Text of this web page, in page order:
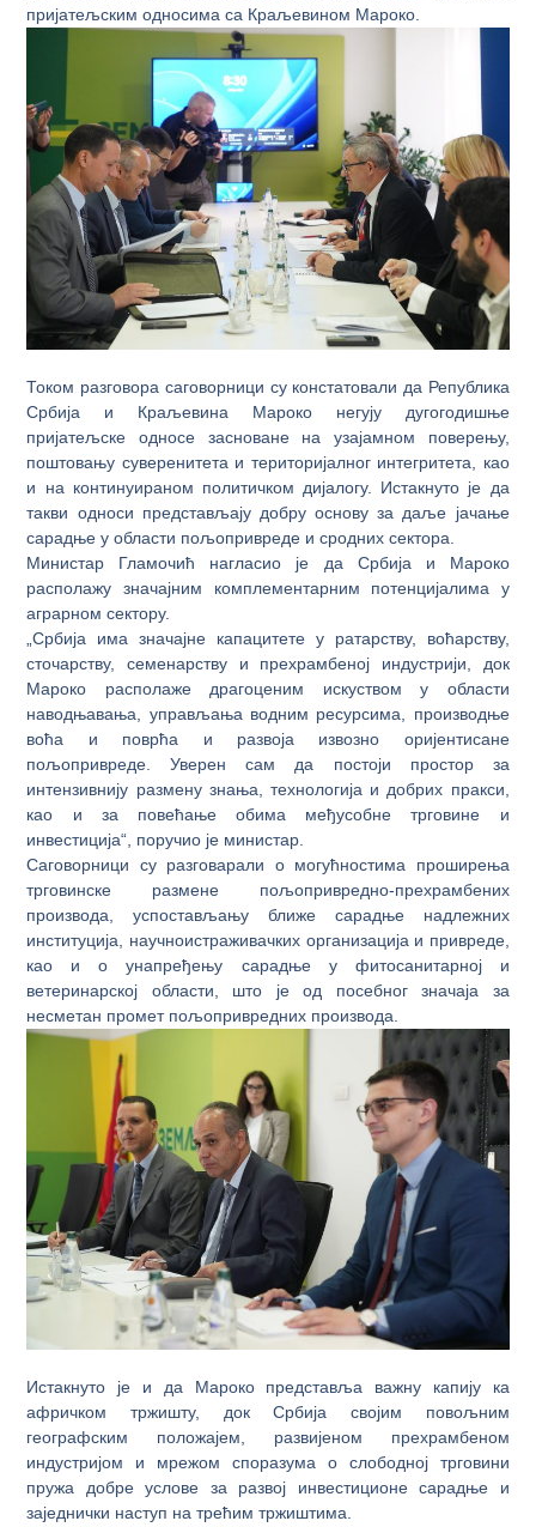
пријатељским односима са Краљевином Мароко.
Током разговора саговорници су констатовали да Република
Србија и Краљевина Мароко негују дугогодишње
пријатељске односе засноване на узајамном поверењу,
поштовању суверенитета и територијалног интегритета, као
и на континуираном политичком дијалогу. Истакнуто је да
такви односи представљају добру основу за даље јачање
сарадње у области пољопривреде и сродних сектора.
Министар Гламочић нагласио је да Србија и Мароко
располажу значајним комплементарним потенцијалима у
аграрном сектору.
„Србија има значајне капацитете у ратарству, воћарству,
сточарству, семенарству и прехрамбеној индустрији, док
Мароко располаже драгоценим искуством у области
наводњавања, управљања водним ресурсима, производње
воћа и поврћа и развоја извозно оријентисане
пољопривреде. Уверен сам да постоји простор за
интензивнију размену знања, технологија и добрих пракси,
као и за повећање обима међусобне трговине и
инвестиција“, поручио је министар.
Саговорници су разговарали о могућностима проширења
трговинске размене пољопривредно-прехрамбених
производа, успостављању ближе сарадње надлежних
институција, научноистраживачких организација и привреде,
као и о унапређењу сарадње у фитосанитарној и
ветеринарској области, што је од посебног значаја за
несметан промет пољопривредних производа.
Истакнуто је и да Мароко представља важну капију ка
афричком тржишту, док Србија својим повољним
географским положајем, развијеном прехрамбеном
индустријом и мрежом споразума о слободној трговини
пружа добре услове за развој инвестиционе сарадње и
заједнички наступ на трећим тржиштима.